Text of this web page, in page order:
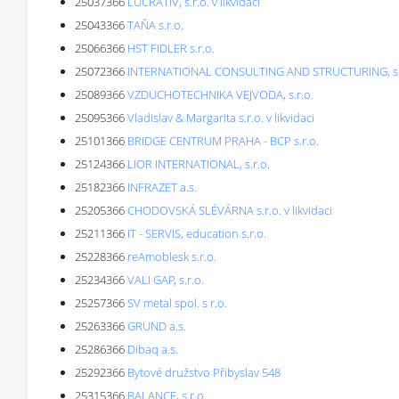
25043366TAŇA s.r.o.
25066366 HST FIDLER s.r.o.
25072366 INTERNATIONAL CONSULTING AND STRUCTURING,
25089366VZDUCHOTECHNIKA VEJVODA, s.r.o.
25095366Vladislav & Margarita s.r.o. v likvidaci
25101366 BRIDGE CENTRUM PRAHA - BCP s.r.o.
25124366 LIOR INTERNATIONAL, s.r.o.
25182366 INFRAZET a.s.
25205366CHODOVSKÁ SLÉVÁRNA s.r.o. v likvidaci
25211366 IT - SERVIS, education s.r.o.
25228366 reAmoblesk s.r.o.
25234366VALI GAP, s.r.o.
25257366SV metal spol. s r.o.
25263366GRUND a.s.
25286366 Dibaq a.s.
25292366 Bytové družstvo Přibyslav 548
25315366 BALANCE, s.r.o.